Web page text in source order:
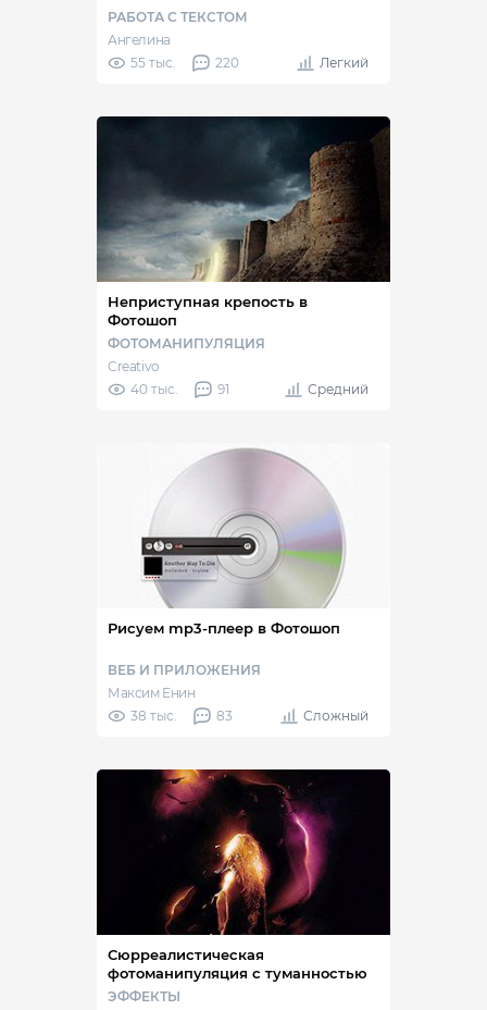
РАБОТА С ТЕКСТОМ
Ангелина
55 тыс.
220 Легкий
Неприступная крепость в
Фотошоп
ФОТОМАНИПУЛЯЦИЯ
Creativo
40 тыс.
91 Средний
Рисуем mp3-плеер в Фотошоп
ВЕБ И ПРИЛОЖЕНИЯ
Максим Енин
38 тыс.
83 Сложный
Сюрреалистическая
фотоманипуляция с туманностью
ЭФФЕКТЫ